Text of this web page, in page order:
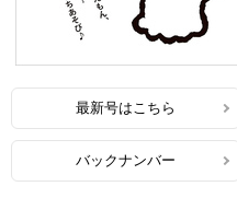
最新号はこちら
バックナンバー